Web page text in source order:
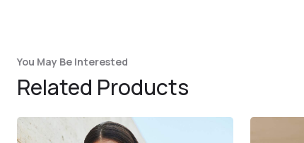
You May Be Interested
Related Products